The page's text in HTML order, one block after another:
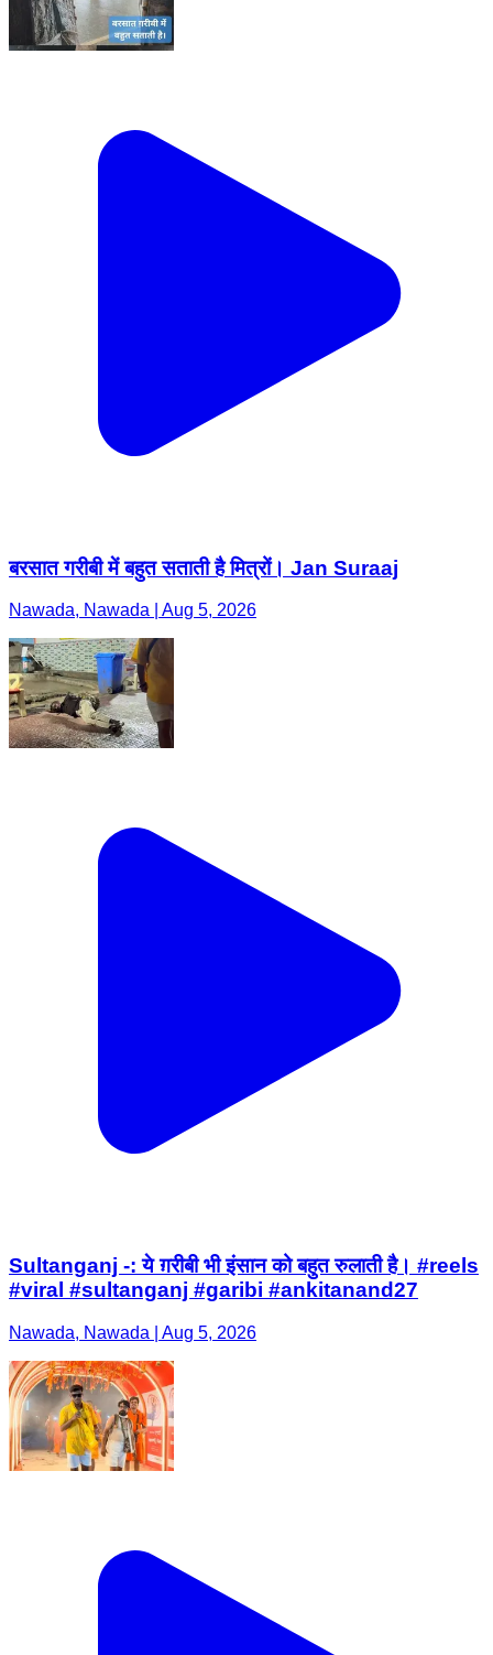
बरसात गरीबी में बहुत सताती है मित्रों। Jan Suraaj
Nawada, Nawada | Aug 5, 2026
Sultanganj -: ये ग़रीबी भी इंसान को बहुत रुलाती है। #reels
#viral #sultanganj #garibi #ankitanand27
Nawada, Nawada | Aug 5, 2026